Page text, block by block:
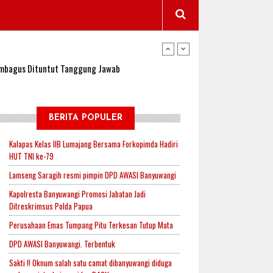
Jadi Lokasi Uji Coba Program NADI JKN
Dituntut Tanggung Jawab
Padi, Proyeksi Hasil Capai 2,4 Ton Gabah
Indonesia.id Perkuat Sinergitas Lewat Ngopi
untuk Mendukung Ketahanan Pangan Nasional
Jadi Lokasi Uji Coba Program NADI JKN
BERITA POPULER
Kalapas Kelas IIB Lumajang Bersama Forkopimda Hadiri
HUT TNI ke-79
Lamseng Saragih resmi pimpin DPD AWASI Banyuwangi
Kapolresta Banyuwangi Promosi Jabatan Jadi
Ditreskrimsus Polda Papua
Perusahaan Emas Tumpang Pitu Terkesan Tutup Mata
DPD AWASI Banyuwangi. Terbentuk
Sakti !! Oknum salah satu camat dibanyuwangi diduga